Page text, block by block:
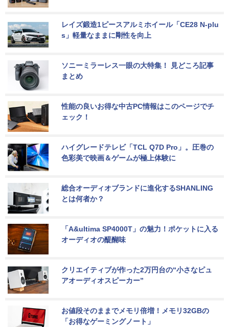
レイズ鍛造1ピースアルミホイール「CE28 N-plu
s」軽量なままに剛性を向上
ソニーミラーレス一眼の大特集！ 見どころ記事
まとめ
性能の良いお得な中古PC情報はこのページでチ
ェック！
ハイグレードテレビ「TCL Q7D Pro」。圧巻の
色彩美で映画＆ゲームが極上体験に
総合オーディオブランドに進化するSHANLING
とは何者か？
「A&ultima SP4000T」の魅力！ポケットに入る
オーディオの醍醐味
クリエイティブが作った2万円台の“小さなピュ
アオーディオスピーカー”
お値段そのままでメモリ倍増！メモリ32GBの
「お得なゲーミングノート」